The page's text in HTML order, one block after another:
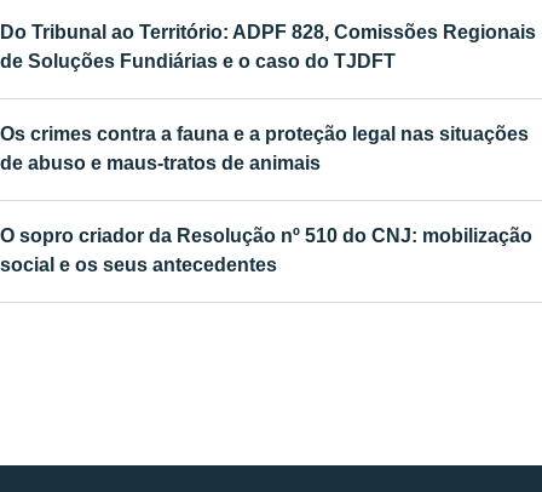
Do Tribunal ao Território: ADPF 828, Comissões Regionais
de Soluções Fundiárias e o caso do TJDFT
Os crimes contra a fauna e a proteção legal nas situações
de abuso e maus-tratos de animais
O sopro criador da Resolução nº 510 do CNJ: mobilização
social e os seus antecedentes